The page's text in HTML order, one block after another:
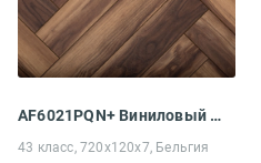
AF6021PQN+ Виниловый пол Aquafloor Parquet
43 класс, 720x120x7, Бельгия